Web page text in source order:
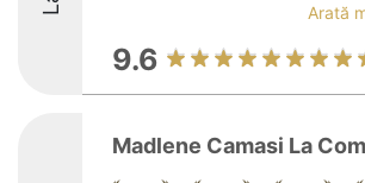
Arată
9.6
Madlene Camasi La